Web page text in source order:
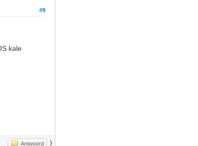
#9
kale
Antwoord }